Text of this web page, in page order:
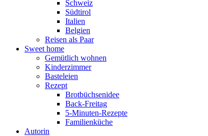
Schweiz
Südtirol
Italien
Belgien
Reisen als Paar
Sweet home
Gemütlich wohnen
Kinderzimmer
Basteleien
Rezept
Brotbüchsenidee
Back-Freitag
5-Minuten-Rezepte
Familienküche
Autorin